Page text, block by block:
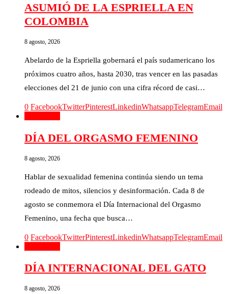
ASUMIÓ DE LA ESPRIELLA EN
COLOMBIA
8 agosto, 2026
Abelardo de la Espriella gobernará el país sudamericano los
próximos cuatro años, hasta 2030, tras vencer en las pasadas
elecciones del 21 de junio con una cifra récord de casi…
0 FacebookTwitterPinterestLinkedinWhatsappTelegramEmail
DÍA DEL ORGASMO FEMENINO
8 agosto, 2026
Hablar de sexualidad femenina continúa siendo un tema
rodeado de mitos, silencios y desinformación. Cada 8 de
agosto se conmemora el Día Internacional del Orgasmo
Femenino, una fecha que busca…
0 FacebookTwitterPinterestLinkedinWhatsappTelegramEmail
DÍA INTERNACIONAL DEL GATO
8 agosto, 2026